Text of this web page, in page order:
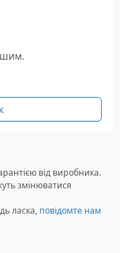
рівень
в будівлі.
GHz
від виробника.
змінюватися
ласка, повідомте нам